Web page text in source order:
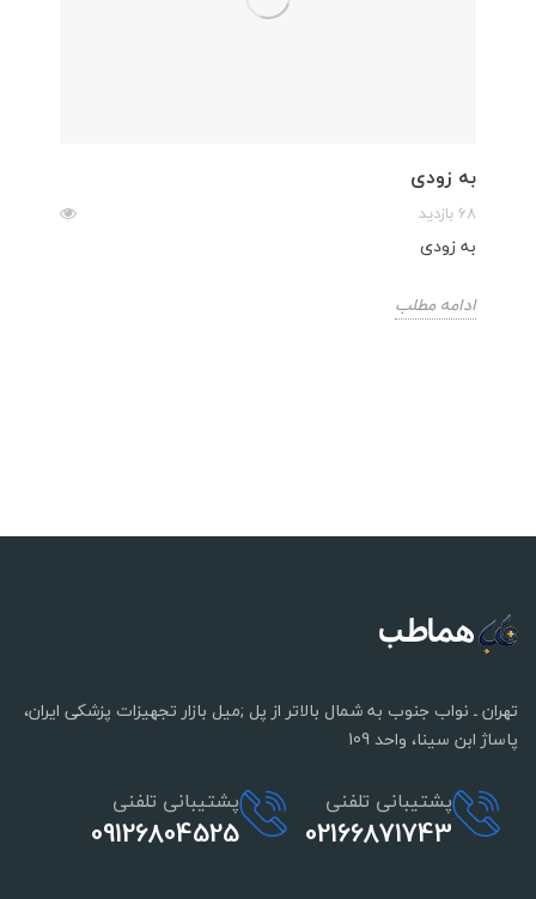
به زودی
68 بازدید
به زودی
ادامه مطلب
تهران ـ نواب جنوب به شمال بالاتر از پل ;میل بازار تجهیزات پزشکی ایران،
پاساژ ابن سینا، واحد 109
پشتیبانی تلفنی
02166871743
پشتیبانی تلفنی
09126804525